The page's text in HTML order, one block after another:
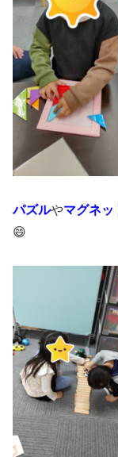
パズルやマグネッ
😄